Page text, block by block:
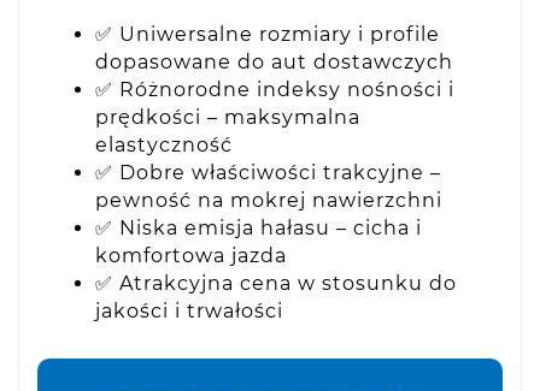
✅ Uniwersalne rozmiary i profile
dopasowane do aut dostawczych
✅ Różnorodne indeksy nośności i
prędkości – maksymalna
elastyczność
✅ Dobre właściwości trakcyjne –
pewność na mokrej nawierzchni
✅ Niska emisja hałasu – cicha i
komfortowa jazda
✅ Atrakcyjna cena w stosunku do
jakości i trwałości